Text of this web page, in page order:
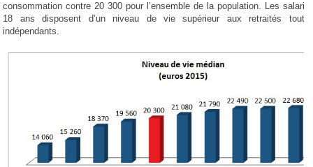
consommation contre 20 300 pour l’ensemble de la population. Les
18 ans disposent d’un niveau de vie supérieur aux retraités tout
indépendants.